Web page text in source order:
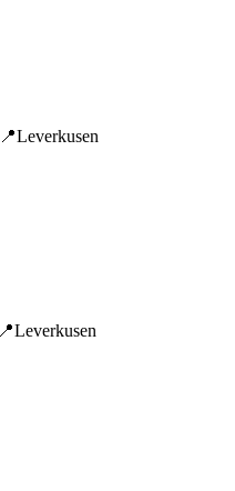
📍Leverkusen
📍Leverkusen